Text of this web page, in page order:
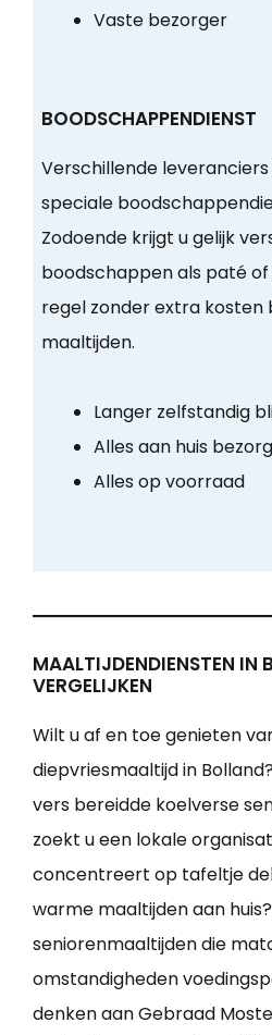
Vaste bezorger
BOODSCHAPPENDIENST
Verschillende
speciale
Zodoende krijgt u gelijk
boodschappen als paté of
regel zonder extra kosten
maaltijden.
Langer zelfstandig
Alles aan huis
Alles op voorraad
MAALTIJDENDIENSTEN IN
VERGELIJKEN
Wilt u af en toe genieten
diepvriesmaaltijd in
vers bereidde koelverse
zoekt u een lokale
concentreert op tafeltje
warme maaltijden aan
seniorenmaaltijden die
omstandigheden
denken aan Gebraad